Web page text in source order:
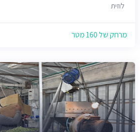
לוזית
מרחק של 160 מטר